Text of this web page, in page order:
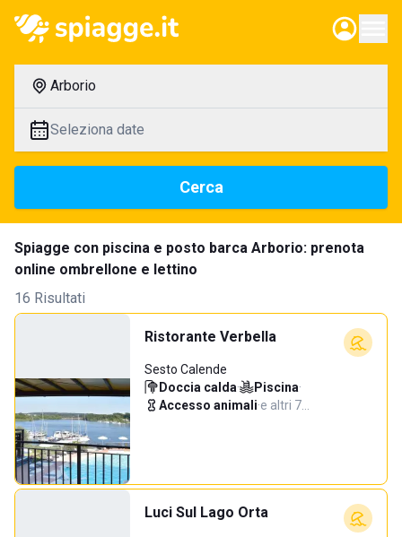
Arborio
Seleziona date
Cerca
Spiagge con piscina e posto barca Arborio: prenota
online ombrellone e lettino
16 Risultati
Ristorante Verbella
Sesto Calende
Doccia calda· Piscina·
Accesso animali·e altri 7…
Luci Sul Lago Orta